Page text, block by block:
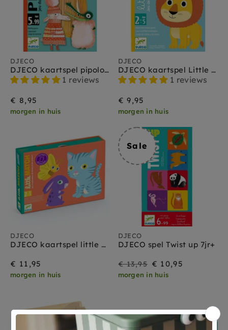
DJECO
DJECO kaartspel pipolo 5jr+
1 reviews
€ 8,95
morgen in huis
DJECO
DJECO kaartspel Little mime 2.5jr+
1 reviews
€ 9,95
morgen in huis
DJECO
DJECO kaartspel little Match 2.5jr+
€ 11,95
morgen in huis
Sale
DJECO
DJECO spel Twist up 7jr+
Sale
€ 10,95
Prijs
€ 13,95
morgen in huis